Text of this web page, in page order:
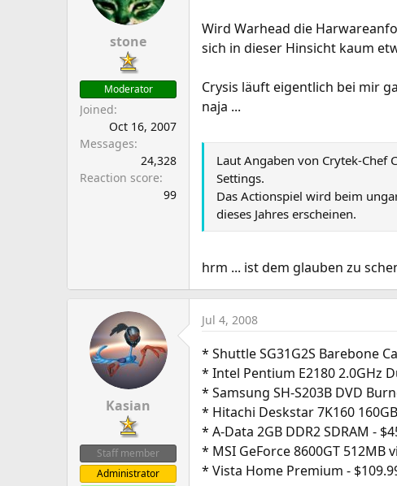
stone
Moderator
Joined
Oct 16, 2007
Messages
24,328
Reaction score
99
Wird Warhead die
sich in dieser Hinsicht kaum
Crysis läuft eigentlich bei mir
naja ...
Laut Angaben von Crytek-Chef
Settings.
Das Actionspiel wird beim
dieses Jahres erscheinen.
hrm ... ist dem glauben zu
Kasian
Staff member
Administrator
Jul 4, 2008
* Shuttle SG31G2S Barebone
* Intel Pentium E2180 2.0GHz
* Samsung SH-S203B DVD
* Hitachi Deskstar 7K160
* A-Data 2GB DDR2 SDRAM -
* MSI GeForce 8600GT 512MB
* Vista Home Premium -